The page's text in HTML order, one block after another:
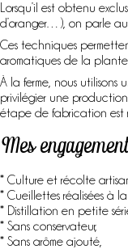
Lorsqu’il est obtenu
d’oranger…), on parle
Ces techniques
aromatiques de la
À la ferme, nous
privilégier une
étape de fabrication est
Mes
* Culture et récolte
* Cueillettes réalisées à la
* Distillation en petite
* Sans conservateur,
* Sans arôme ajouté,